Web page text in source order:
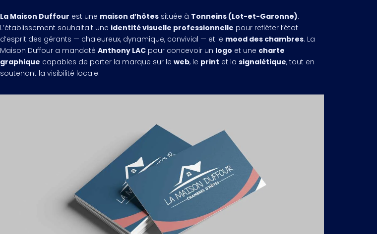
La Maison Duffour est une maison d’hôtessituée à Tonneins (Lot-et-Garonne).
L’établissement souhaitait une identité visuelle professionnelle pour refléter l’état
d’esprit des gérants — chaleureux, dynamique, convivial — et le mood des chambres. La
Maison Duffour a mandaté Anthony LACpour concevoir un logo et une charte
graphique capables de porter la marque sur le web, le print et la signalétique, tout en
soutenant la visibilité locale.